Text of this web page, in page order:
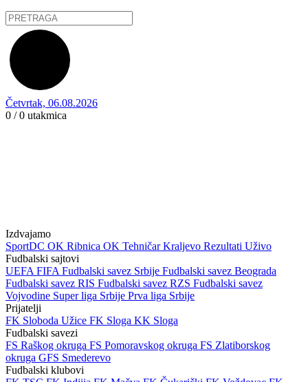
Četvrtak, 06.08.2026
0 / 0 utakmica
Izdvajamo
SportDC OK Ribnica OK Tehničar Kraljevo Rezultati Uživo
Fudbalski sajtovi
UEFA FIFA Fudbalski savez Srbije Fudbalski savez Beograda
Fudbalski savez RIS Fudbalski savez RZS Fudbalski savez
Vojvodine Super liga Srbije Prva liga Srbije
Prijatelji
FK Sloboda Užice FK Sloga KK Sloga
Fudbalski savezi
FS Raškog okruga FS Pomoravskog okruga FS Zlatiborskog
okruga GFS Smederevo
Fudbalski klubovi